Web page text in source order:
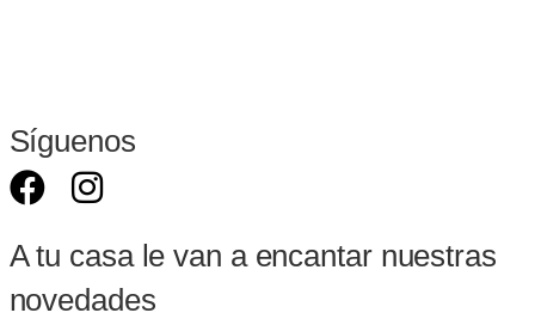
Síguenos
A tu casa le van a encantar nuestras
novedades